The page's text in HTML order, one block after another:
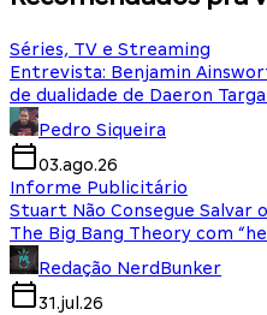
Séries, TV e Streaming
Entrevista: Benjamin
de dualidade de Daeron
Pedro Siqueira
03.ago.26
Informe Publicitário
Stuart Não Consegue Salvar
The Big Bang Theory com
Redação NerdBunker
31.jul.26